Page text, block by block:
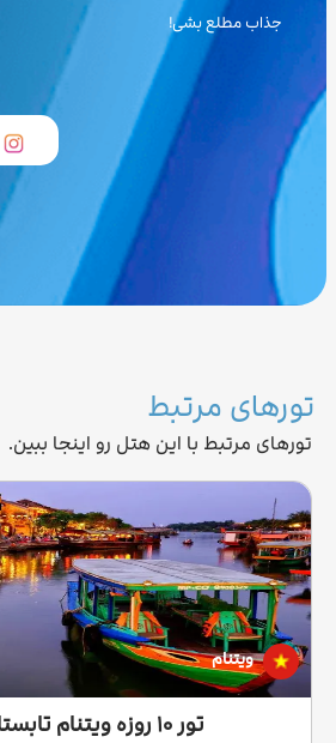
جذاب مطلع بشی!
تورهای مرتبط
تورهای مرتبط با این هتل رو اینجا ببین.
ویتنام
تور ۱۰ روزه ویتنام تابستان 1405